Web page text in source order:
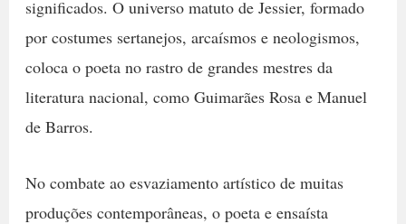
significados. O universo matuto de Jessier, formado
por costumes sertanejos, arcaísmos e neologismos,
coloca o poeta no rastro de grandes mestres da
literatura nacional, como Guimarães Rosa e Manuel
de Barros.
No combate ao esvaziamento artístico de muitas
produções contemporâneas, o poeta e ensaísta